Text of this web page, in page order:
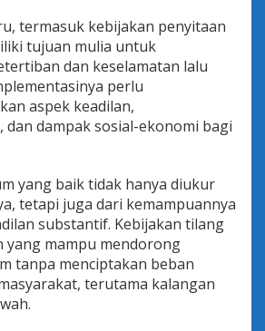
termasuk kebijakan penyitaan
tujuan mulia untuk
dan keselamatan lalu
perlu
aspek keadilan,
dampak sosial-ekonomi bagi
yang baik tidak hanya diukur
tetapi juga dari kemampuannya
substantif. Kebijakan tilang
yang mampu mendorong
tanpa menciptakan beban
terutama kalangan